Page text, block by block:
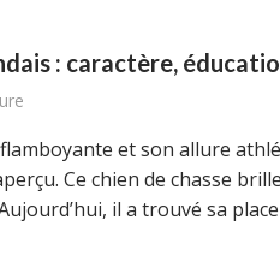
: caractère,
et son allure
Ce chien de chasse
il a trouvé sa